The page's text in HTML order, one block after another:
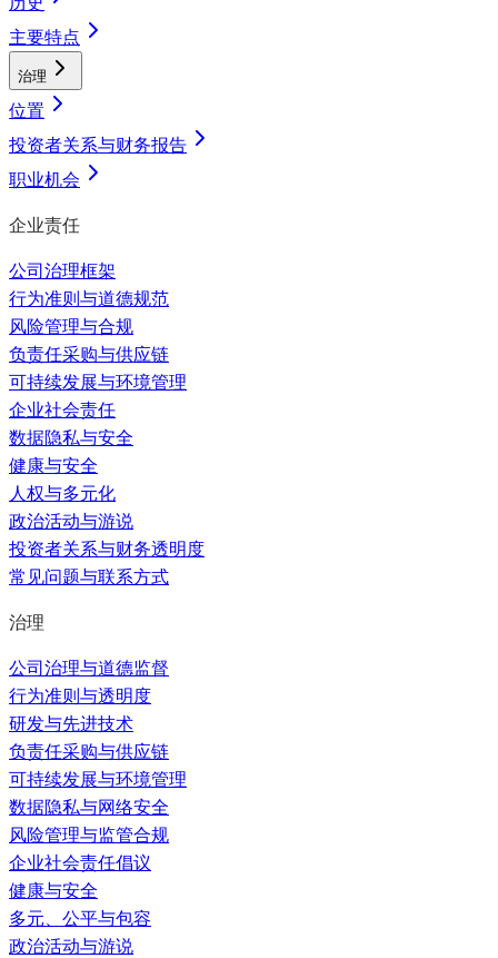
主要特点
治理
位置
投资者关系与财务报告
职业机会
企业责任
公司治理框架
行为准则与道德规范
风险管理与合规
负责任采购与供应链
可持续发展与环境管理
企业社会责任
数据隐私与安全
健康与安全
人权与多元化
政治活动与游说
投资者关系与财务透明度
常见问题与联系方式
治理
公司治理与道德监督
行为准则与透明度
研发与先进技术
负责任采购与供应链
可持续发展与环境管理
数据隐私与网络安全
风险管理与监管合规
企业社会责任倡议
健康与安全
多元、公平与包容
政治活动与游说